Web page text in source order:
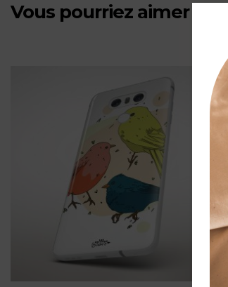
mer
Vous pourriez aimer aussi